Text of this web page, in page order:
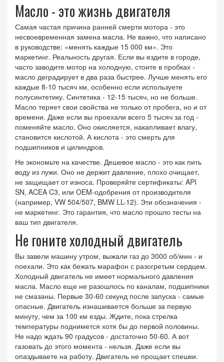
Масло - это жизнь двигателя
Самая частая причина ранней смерти мотора - это
несвоевременная замена масла. Не важно, что написано
в руководстве: «менять каждые 15 000 км». Это
маркетинг. Реальность другая. Если вы ездите в городе,
часто заводите мотор на холодную, стоите в пробках -
масло деградирует в два раза быстрее. Лучше менять его
каждые 8-10 тысяч км, особенно если используете
полусинтетику. Синтетика - 12-15 тысяч, но не больше.
Масло теряет свои свойства не только от пробега, но и от
времени. Даже если вы проехали всего 5 тысяч за год -
поменяйте масло. Оно окисляется, накапливает влагу,
становится кислотой. А кислота - это смерть для
подшипников и цилиндров.
Не экономьте на качестве. Дешевое масло - это как пить
воду из лужи. Оно не держит давление, плохо очищает,
не защищает от износа. Проверяйте сертификаты: API
SN, ACEA C3, или OEM-одобрения от производителя
(например, VW 504/507, BMW LL-12). Эти обозначения -
не маркетинг. Это гарантия, что масло прошло тесты на
ваш тип двигателя.
Не гоните холодный двигатель
Вы завели машину утром, выжали газ до 3000 об/мин - и
поехали. Это как бежать марафон с разогретым сердцем.
Холодный двигатель не имеет нормального давления
масла. Масло еще не разошлось по каналам, подшипники
не смазаны. Первые 30-60 секунд после запуска - самые
опасные. Двигатель изнашивается больше за первую
минуту, чем за 100 км езды. Ждите, пока стрелка
температуры поднимется хотя бы до первой половины.
Не надо ждать 90 градусов - достаточно 50-60. А вот
газовать до этого момента - нельзя. Даже если вы
опаздываете на работу. Двигатель не прощает спешки.